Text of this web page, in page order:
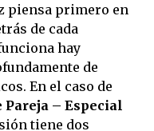
piensa primero en
de cada
hay
de
En el caso de
Pareja – Especial
tiene dos